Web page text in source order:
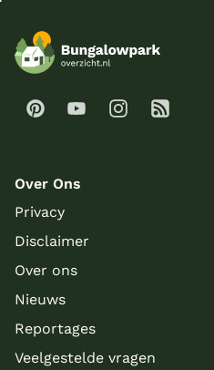
Over Ons
Privacy
Disclaimer
Over ons
Nieuws
Reportages
Veelgestelde vragen